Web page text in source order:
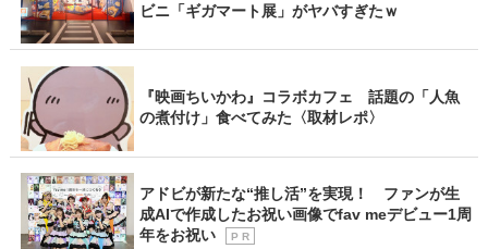
ビニ「ギガマート展」がヤバすぎたｗ
『映画ちいかわ』コラボカフェ 話題の「人魚
の煮付け」食べてみた〈取材レポ〉
アドビが新たな“推し活”を実現！ ファンが生
成AIで作成したお祝い画像でfav meデビュー1周
年をお祝い
P R